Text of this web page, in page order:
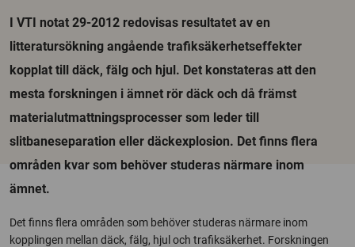
I VTI notat 29-2012 redovisas resultatet av en
litteratursökning angående trafiksäkerhetseffekter
kopplat till däck, fälg och hjul. Det konstateras att den
mesta forskningen i ämnet rör däck och då främst
materialutmattningsprocesser som leder till
slitbaneseparation eller däckexplosion. Det finns flera
områden kvar som behöver studeras närmare inom
ämnet.
Det finns flera områden som behöver studeras närmare inom
kopplingen mellan däck, fälg, hjul och trafiksäkerhet. Forskningen